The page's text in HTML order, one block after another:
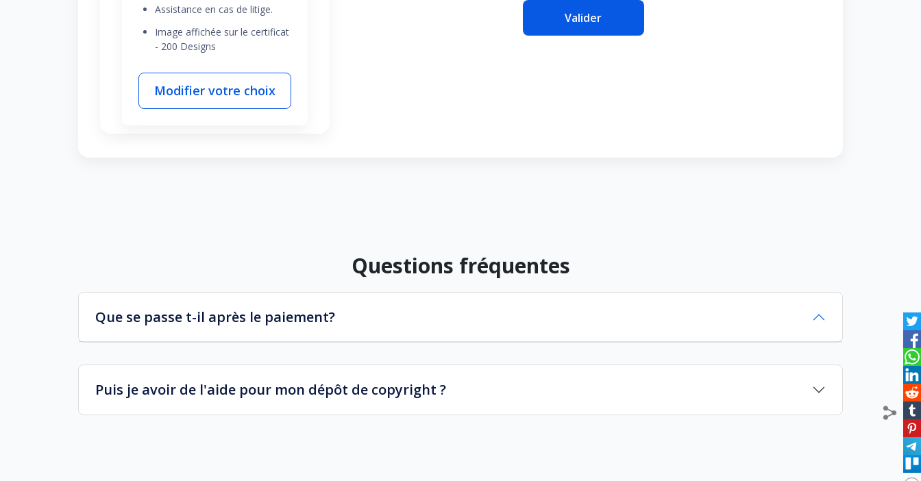
Assistance en cas de litige.
Image affichée sur le certificat
- 200 Designs
Modifier votre choix
Valider
Questions fréquentes
Que se passe t-il après le paiement?
Puis je avoir de l'aide pour mon dépôt de copyright ?